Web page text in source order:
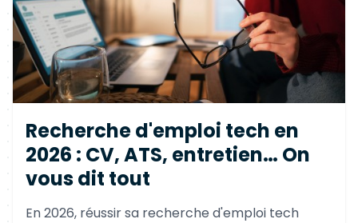
Recherche d'emploi tech en
2026 : CV, ATS, entretien… On
vous dit tout
En 2026, réussir sa recherche d'emploi tech